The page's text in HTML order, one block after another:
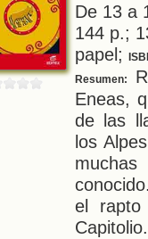
De 13 a
144 p.;
papel;
Resumen:
Eneas,
de las
los
el